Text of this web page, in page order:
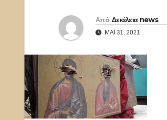
Από Δεκέλεια news
ΜΆΙ 31, 2021